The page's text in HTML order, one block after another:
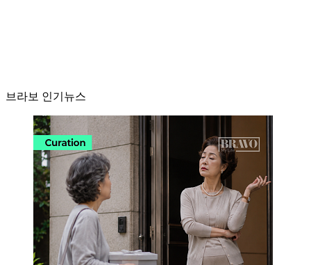
브라보 인기뉴스